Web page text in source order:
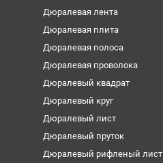
Дюралевая лента
Дюралевая плита
Дюралевая полоса
Дюралевая проволока
Дюралевый квадрат
Дюралевый круг
Дюралевый лист
Дюралевый пруток
Дюралевый рифленый лист